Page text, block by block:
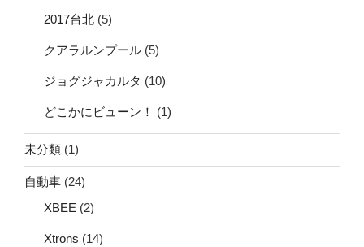
2017台北 (5)
クアラルンプール (5)
ジョグジャカルタ (10)
どこかにビューン！ (1)
未分類 (1)
自動車 (24)
XBEE (2)
Xtrons (14)